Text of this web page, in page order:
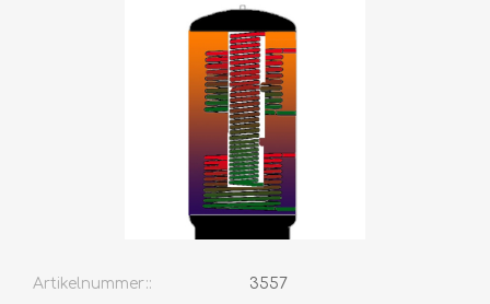
Artikelnummer:: 3557